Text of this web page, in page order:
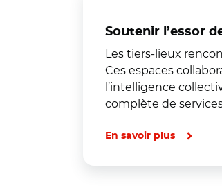
Soutenir l’essor
Les tiers-lieux
Ces espaces
l’intelligence
complète de
En savoir plus